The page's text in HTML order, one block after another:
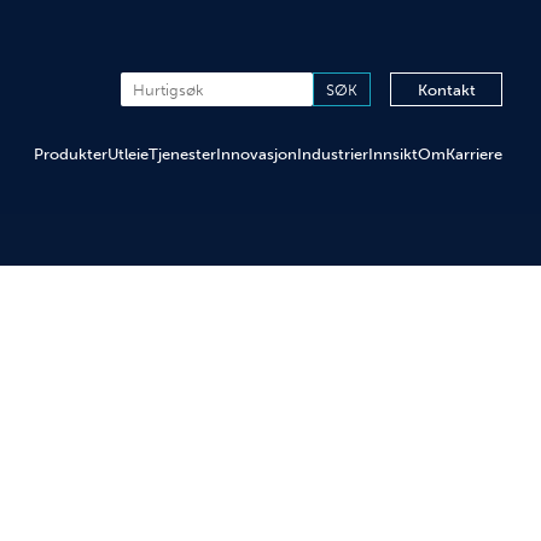
Kontakt
ProdukterUtleieTjenesterInnovasjonIndustrierInnsiktOmKarriere